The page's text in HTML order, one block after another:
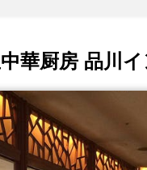
華厨房 品川